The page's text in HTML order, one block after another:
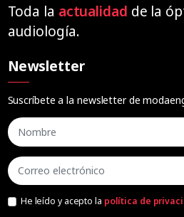
Toda la actualidad de la
audiología.
Newsletter
Suscríbete a la newsletter de
He leído y acepto la política de